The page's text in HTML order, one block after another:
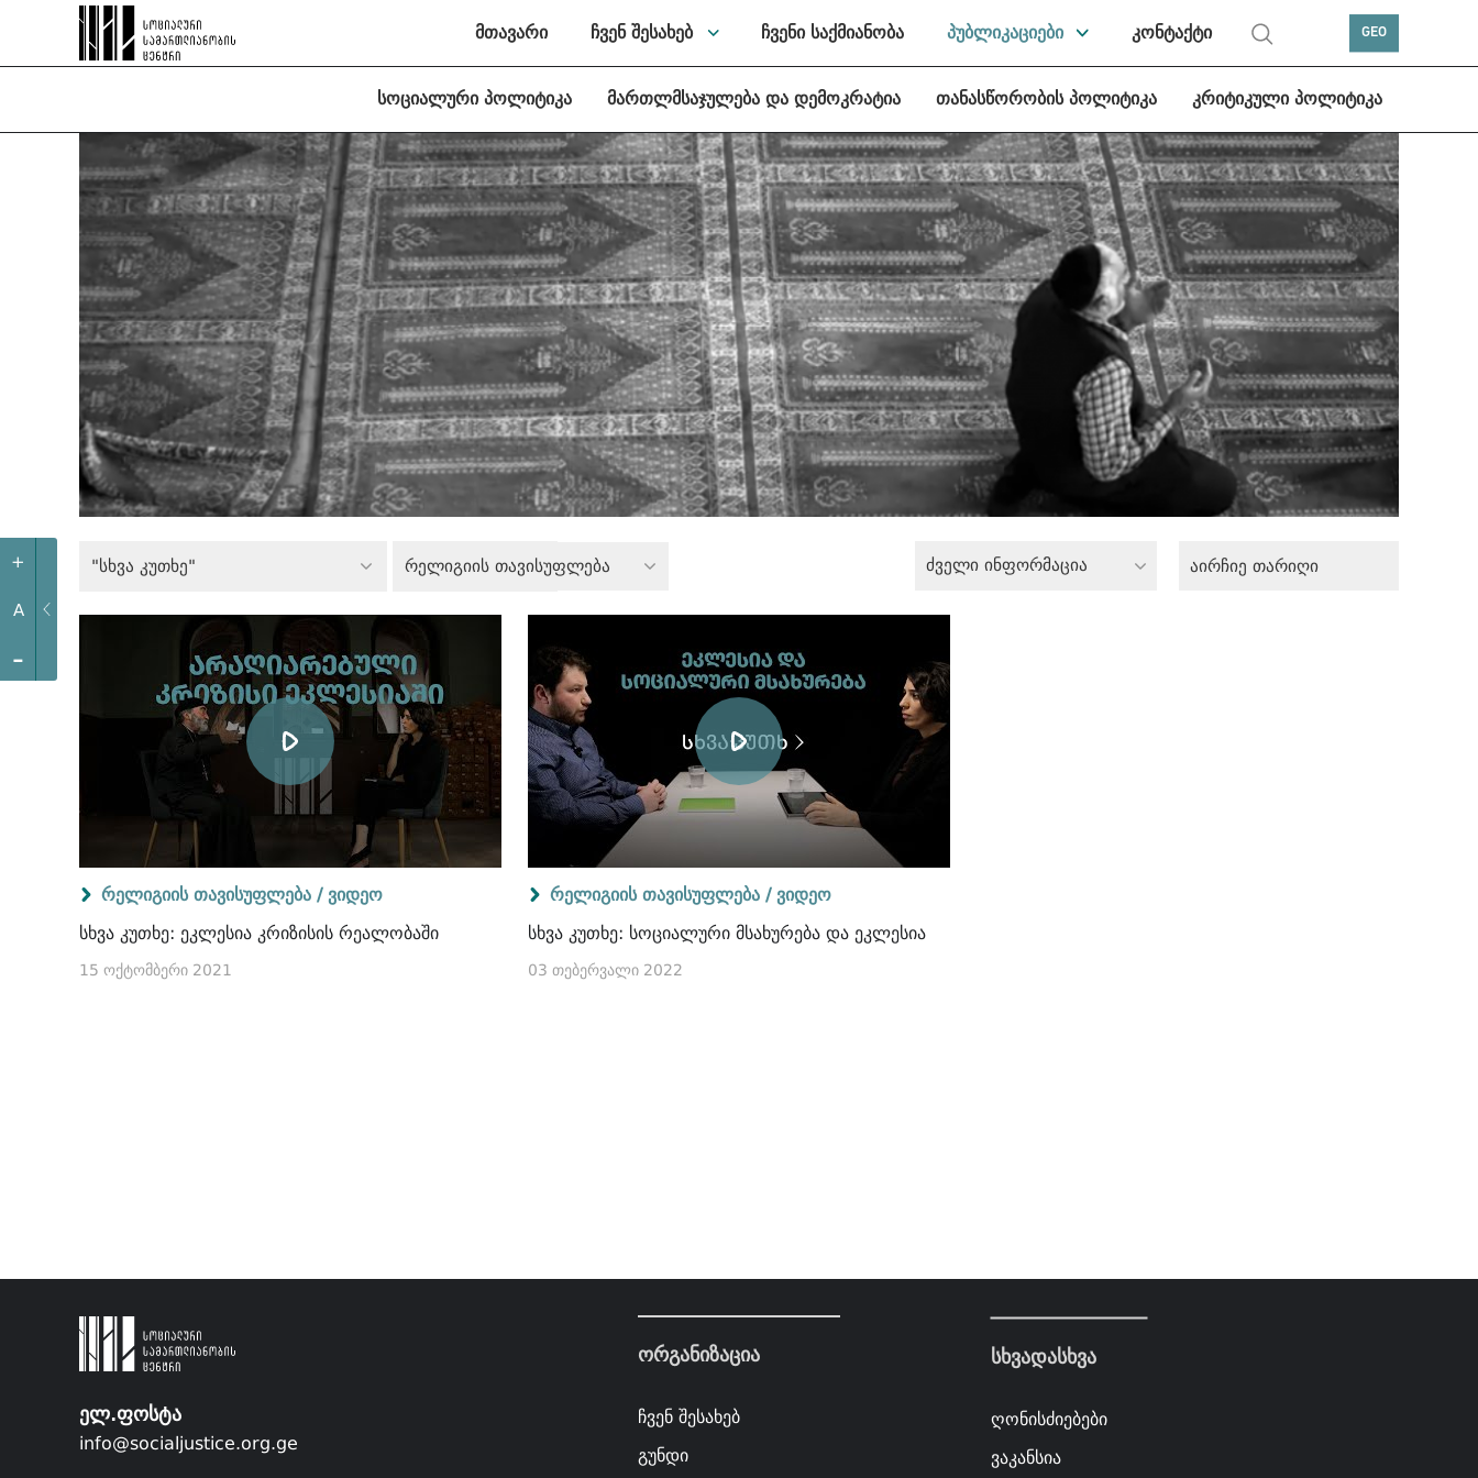
+
A
-
მთავარი ჩვენ შესახებ ჩვენი საქმიანობა პუბლიკაციები კონტაქტი GEO
სოციალური პოლიტიკა მართლმსაჯულება და დემოკრატია თანასწორობის პოლიტიკა კრიტიკული პოლიტიკა
"სხვა კუთხე" რელიგიის თავისუფლება ძველი ინფორმაცია
რელიგიის თავისუფლება / ვიდეო
სხვა კუთხე: ეკლესია კრიზისის რეალობაში
15 ოქტომბერი 2021
რელიგიის თავისუფლება / ვიდეო
სხვა კუთხე: სოციალური მსახურება და ეკლესია
03 თებერვალი 2022
ელ.ფოსტა
info@socialjustice.org.ge
ორგანიზაცია
ჩვენ შესახებ
გუნდი
სხვადასხვა
ღონისძიებები
ვაკანსია